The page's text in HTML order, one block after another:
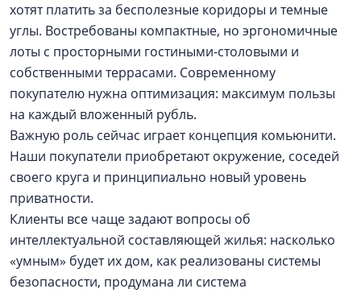
хотят платить за бесполезные коридоры и темные
углы. Востребованы компактные, но эргономичные
лоты с просторными гостиными-столовыми и
собственными террасами. Современному
покупателю нужна оптимизация: максимум пользы
на каждый вложенный рубль.
Важную роль сейчас играет концепция комьюнити.
Наши покупатели приобретают окружение, соседей
своего круга и принципиально новый уровень
приватности.
Клиенты все чаще задают вопросы об
интеллектуальной составляющей жилья: насколько
«умным» будет их дом, как реализованы системы
безопасности, продумана ли система